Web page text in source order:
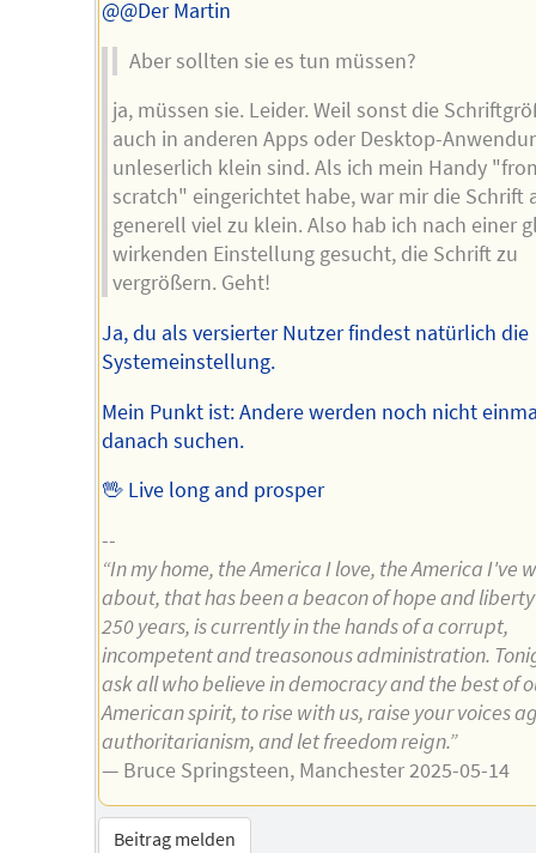
@@Der Martin
Aber sollten sie es tun müssen?
ja, müssen sie. Leider. Weil sonst die
auch in anderen Apps oder Desktop-
unleserlich klein sind. Als ich mein Handy
scratch" eingerichtet habe, war mir die Schrift
generell viel zu klein. Also hab ich nach einer
wirkenden Einstellung gesucht, die Schrift zu
vergrößern. Geht!
Ja, du als versierter Nutzer findest natürlich die
Systemeinstellung.
Mein Punkt ist: Andere werden noch nicht
danach suchen.
🖖 Live long and prosper
--
“In my home, the America I love, the America I've
about, that has been a beacon of hope and
250 years, is currently in the hands of a corrupt,
incompetent and treasonous administration.
ask all who believe in democracy and the best of
American spirit, to rise with us, raise your voices
authoritarianism, and let freedom reign.”
— Bruce Springsteen, Manchester 2025-05-14
Beitrag melden